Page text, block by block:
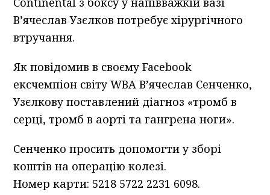
Вʼячеслав Узєлков потребує хірургічного
втручання.
Як повідомив в своєму Facebook
ексчемпіон світу WBA Вʼячеслав Сенченко,
Узєлкову поставлений діагноз «тромб в
серці, тромб в аорті та гангрена ноги».
Сенченко просить допомогти у зборі
коштів на операцію колезі.
Номер карти: 5218 5722 2231 6098.